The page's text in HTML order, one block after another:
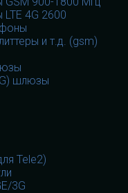
LTE 4G 2600
и т.д. (gsm)
шлюзы
Tele2)
3G